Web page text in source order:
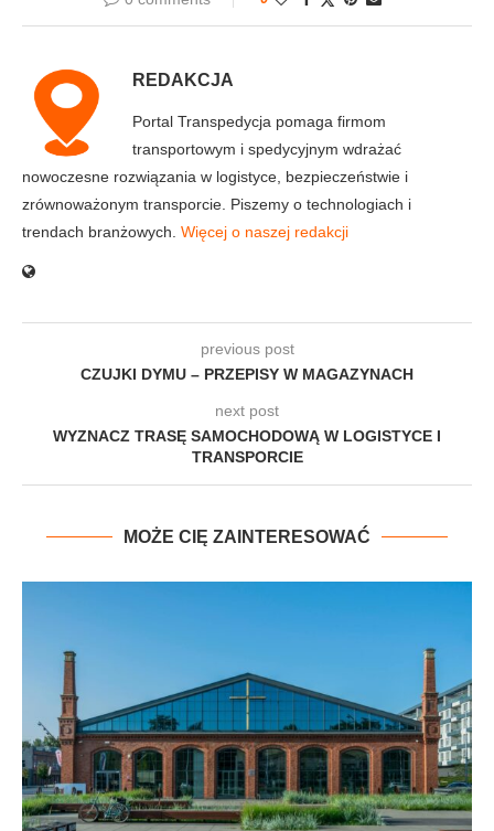
REDAKCJA
Portal Transpedycja pomaga firmom
transportowym i spedycyjnym wdrażać
nowoczesne rozwiązania w logistyce, bezpieczeństwie i
zrównoważonym transporcie. Piszemy o technologiach i
trendach branżowych. Więcej o naszej redakcji
previous post
CZUJKI DYMU – PRZEPISY W MAGAZYNACH
next post
WYZNACZ TRASĘ SAMOCHODOWĄ W LOGISTYCE I
TRANSPORCIE
MOŻE CIĘ ZAINTERESOWAĆ